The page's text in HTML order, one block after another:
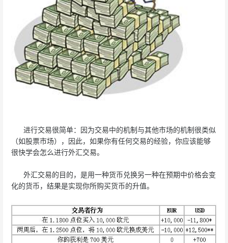
进行交易很简单：因为交易中的机制与其他市场的机制很类似
（如股票市场），因此，如果你有任何交易的经验，你应该能够
很快学会怎么进行外汇交易。
外汇交易的目的，是用一种货币兑换另一种在预期中价格会变
化的货币，结果是实现你所购买货币的升值。